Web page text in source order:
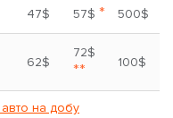
47$ 57$ *
500$
62$
72$
** 100$
на добу